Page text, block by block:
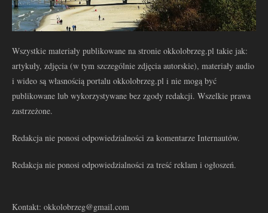
Wszystkie materiały publikowane na stronie okkolobrzeg.pl takie jak:
artykuły, zdjęcia (w tym szczególnie zdjęcia autorskie), materiały audio
i wideo są własnością portalu okkolobrzeg.pl i nie mogą być
publikowane lub wykorzystywane bez zgody redakcji. Wszelkie prawa
zastrzeżone.
Redakcja nie ponosi odpowiedzialności za komentarze Internautów.
Redakcja nie ponosi odpowiedzialności za treść reklam i ogłoszeń.
Kontakt: okkolobrzeg@gmail.com